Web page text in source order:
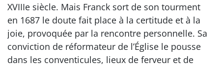
XVIIIe siècle. Mais Franck sort de son tourment
en 1687 le doute fait place à la certitude et à la
joie, provoquée par la rencontre personnelle. Sa
conviction de réformateur de l’Église le pousse
dans les conventicules, lieux de ferveur et de